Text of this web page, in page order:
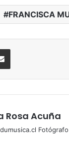
FRANCISCA
Compartir por correo
Rosa Acuña